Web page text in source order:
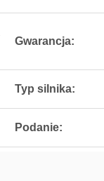
Gwarancja:
Typ silnika:
Podanie: